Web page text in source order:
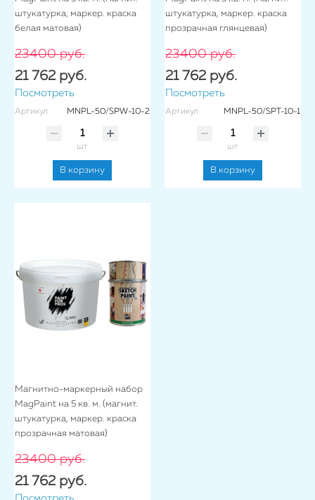
штукатурка, маркер. краска
белая матовая)
23400 руб.
21 762 руб.
Посмотреть
Артикул MNPL-50/SPW-10-2
шт
В корзину
штукатурка, маркер. краска
прозрачная глянцевая)
23400 руб.
21 762 руб.
Посмотреть
Артикул MNPL-50/SPT-10-1
шт
В корзину
Магнитно-маркерный набор
MagPaint на 5 кв. м. (магнит.
штукатурка, маркер. краска
прозрачная матовая)
23400 руб.
21 762 руб.